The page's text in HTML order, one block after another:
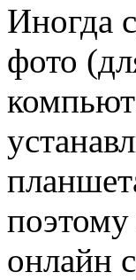
Иногда
фото
поэтому
онлайн